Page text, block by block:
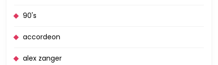
90's
accordeon
alex zanger